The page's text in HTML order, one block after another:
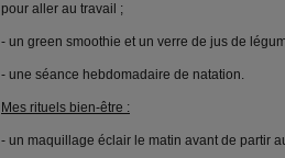
pour aller au travail ;
- un green smoothie et un verre de jus de
- une séance hebdomadaire de natation.
Mes rituels bien-être :
- un maquillage éclair le matin avant de partir